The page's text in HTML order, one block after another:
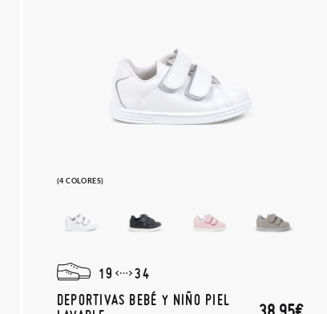
(4 COLORES)
19
34
DEPORTIVAS BEBÉ Y NIÑO PIEL